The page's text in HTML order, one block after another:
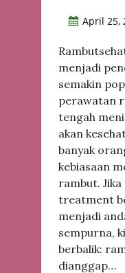
April 25,
menjadi
semakin
perawatan
tengah
akan
banyak
kebiasaan
rambut.
treatment
menjadi
sempurna,
berbalik:
dianggap…